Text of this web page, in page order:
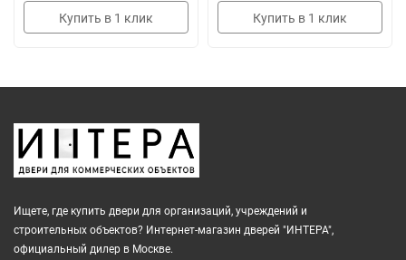
Купить в 1 клик Купить в 1 клик
Ищете, где купить двери для организаций, учреждений и
строительных объектов? Интернет-магазин дверей "ИНТЕРА",
официальный дилер в Москве.